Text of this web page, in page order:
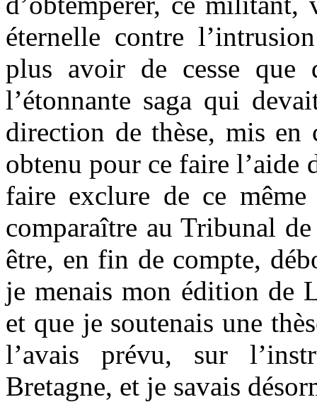
éternelle contre
plus avoir de cesse que
l’étonnante saga qui
direction de thèse, mis en
obtenu pour ce faire l’aide
faire exclure de ce
comparaître au Tribunal
être, en fin de compte,
je menais mon édition de
et que je soutenais une
l’avais prévu, sur
Bretagne, et je savais